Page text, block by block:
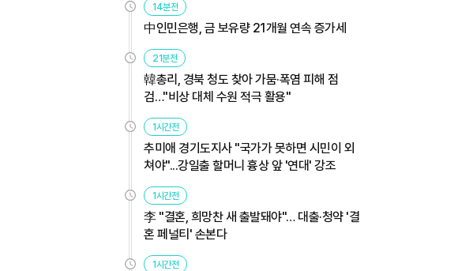
14분전
中인민은행, 금 보유량 21개월 연속 증가세
21분전
韓총리, 경북 청도 찾아 가뭄·폭염 피해 점
검…"비상 대체 수원 적극 활용"
1시간전
추미애 경기도지사 "국가가 못하면 시민이 외
쳐야"...강일출 할머니 흉상 앞 '연대' 강조
1시간전
李 "결혼, 희망찬 새 출발돼야"… 대출·청약 '결
혼 페널티' 손본다
1시간전